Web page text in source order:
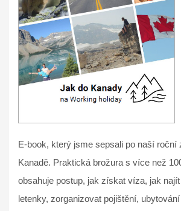
E-book, který jsme sepsali po naší roční
Kanadě. Praktická brožura s více než
obsahuje postup, jak získat víza, jak
letenky, zorganizovat pojištění,